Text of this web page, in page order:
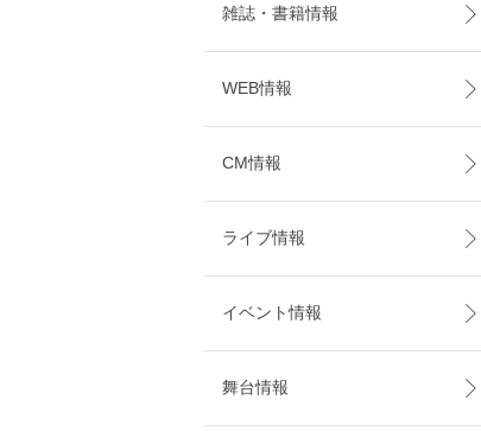
雑誌・書籍情報
WEB情報
CM情報
ライブ情報
イベント情報
舞台情報